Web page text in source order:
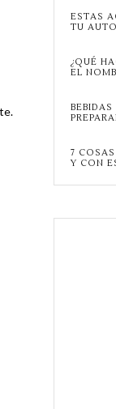
ESTAS
TU
¿QUÉ
EL
BEBIDAS
7
Y CON